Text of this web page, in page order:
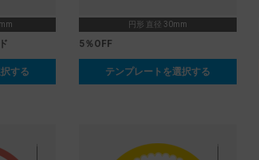
する
円形 直径 30mm
5％OFF
テンプレートを選択する